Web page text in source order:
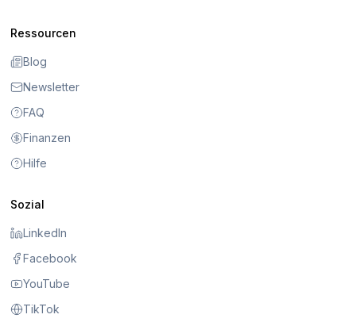
Ressourcen
Blog
Newsletter
FAQ
Finanzen
Hilfe
Sozial
LinkedIn
Facebook
YouTube
TikTok